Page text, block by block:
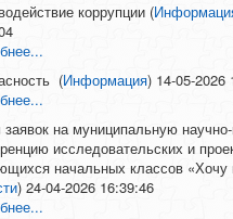
коррупции (
(Информация) 14-05-2026
на муниципальную
исследовательских и
начальных классов «Хочу
) 24-04-2026 16:39:46